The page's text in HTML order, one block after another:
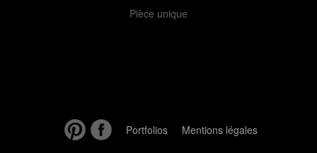
Pièce unique
Portfolios Mentions légales